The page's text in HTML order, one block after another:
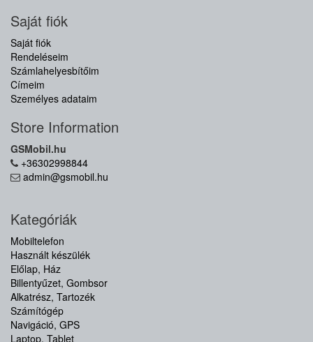
Saját fiók
Saját fiók
Rendeléseim
Számlahelyesbítőim
Címeim
Személyes adataim
Store Information
GSMobil.hu
+36302998844
admin@gsmobil.hu
Kategóriák
Mobiltelefon
Használt készülék
Előlap, Ház
Billentyűzet, Gombsor
Alkatrész, Tartozék
Számítógép
Navigáció, GPS
Laptop, Tablet